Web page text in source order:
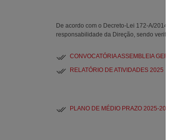
De acordo com o Decreto-Lei 172-A/
responsabilidade da Direção, sendo
CONVOCATÓRIA ASSEMBLEIA
RELATÓRIO DE ATIVIDADES 2025
PLANO DE MÉDIO PRAZO 2025-2030